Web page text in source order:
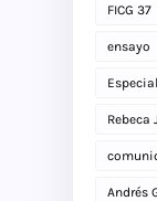
FICG 37
ensayo
Rebeca
Andrés